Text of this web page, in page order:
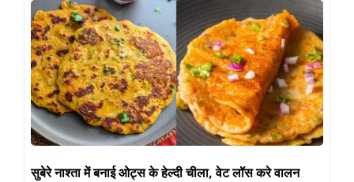
सुबेरे नाश्ता में बनाई ओट्स के हेल्दी चीला, वेट लॉस करे वालन